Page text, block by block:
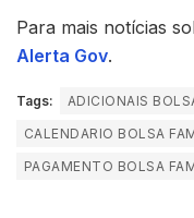
Para mais notícias
Alerta Gov.
Tags:
ADICIONAIS
CALENDARIO BOLSA
PAGAMENTO BOLSA